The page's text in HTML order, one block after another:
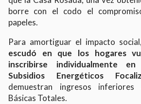
borre con el codo el
papeles.
Para amortiguar el impacto social,
escudó en que los hogares
inscribirse individualmente
Subsidios Energéticos
demuestran ingresos
Básicas Totales.